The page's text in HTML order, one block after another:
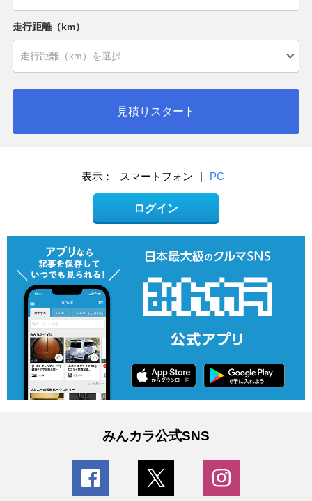
走行距離（km）
見積りスタート
表示： スマートフォン | PC
ログイン
みんカラ公式SNS